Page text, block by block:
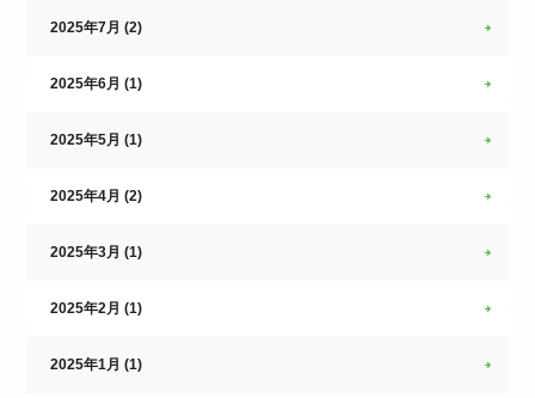
2025年7月 (2)
2025年6月 (1)
2025年5月 (1)
2025年4月 (2)
2025年3月 (1)
2025年2月 (1)
2025年1月 (1)